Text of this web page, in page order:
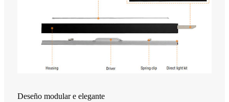
Deseño modular e elegante